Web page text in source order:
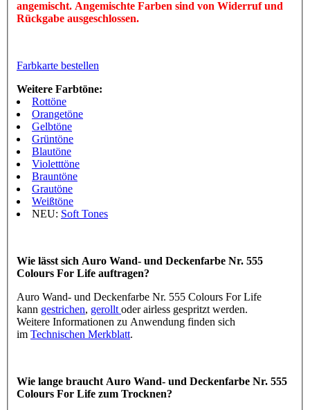
angemischt. Angemischte Farben sind von Widerruf und
Rückgabe ausgeschlossen.
Farbkarte bestellen
Weitere Farbtöne:
Rottöne
Orangetöne
Gelbtöne
Grüntöne
Blautöne
Violetttöne
Brauntöne
Grautöne
Weißtöne
NEU: Soft Tones
Wie lässt sich Auro Wand- und Deckenfarbe Nr. 555
Colours For Life auftragen?
Auro Wand- und Deckenfarbe Nr. 555 Colours For Life
kann gestrichen, gerollt oder airless gespritzt werden.
Weitere Informationen zu Anwendung finden sich
im Technischen Merkblatt.
Wie lange braucht Auro Wand- und Deckenfarbe Nr. 555
Colours For Life zum Trocknen?